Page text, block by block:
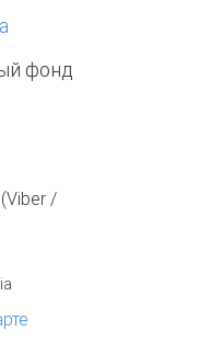
/
фонд